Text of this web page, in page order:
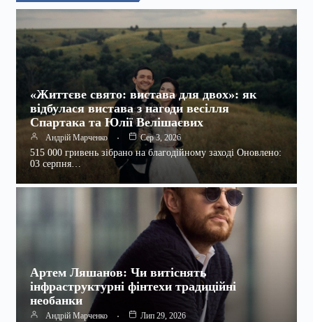
«Життєве свято: вистава для двох»: як
відбулася вистава з нагоди весілля
Спартака та Юлії Велішаєвих
Андрій Марченко Сер 3, 2026
515 000 гривень зібрано на благодійному заході Оновлено:
03 серпня…
Артем Ляшанов: Чи витіснять
інфраструктурні фінтехи традиційні
необанки
Андрій Марченко Лип 29, 2026